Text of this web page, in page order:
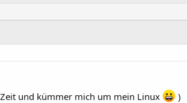
und kümmer mich um mein Linux
)